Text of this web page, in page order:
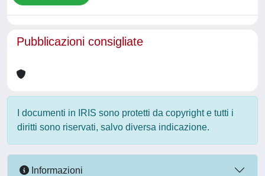
Pubblicazioni consigliate
I documenti in IRIS sono protetti da copyright e tutti i
diritti sono riservati, salvo diversa indicazione.
Informazioni